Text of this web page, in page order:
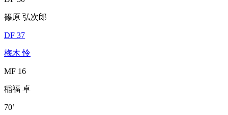
篠原 弘次郎
DF 37
梅木 怜
MF 16
稲福 卓
70’